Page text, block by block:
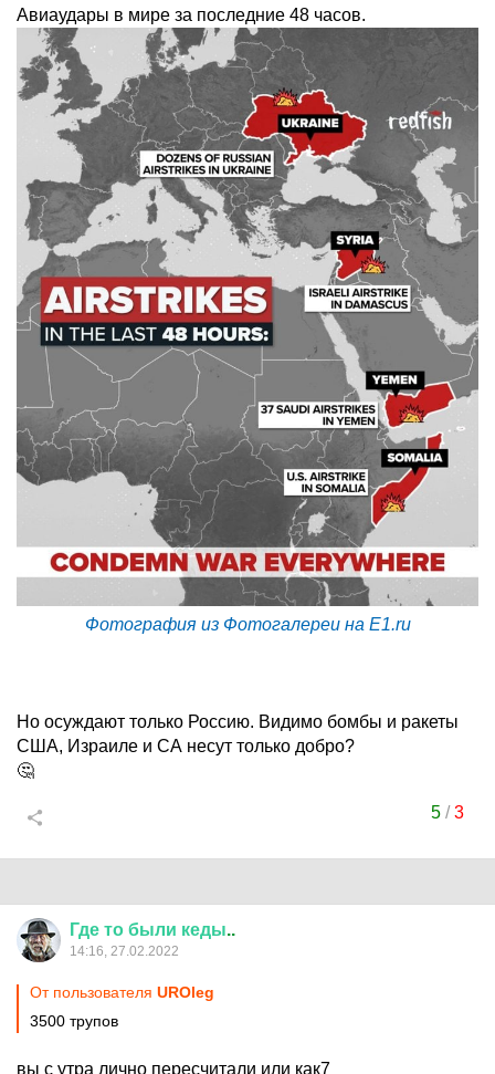
Авиаудары в мире за последние 48 часов.
Фотография из Фотогалереи на E1.ru
Но осуждают только Россию. Видимо бомбы и ракеты
США, Израиле и СА несут только добро?
🤔
5/3
Где то были кеды..
14:16, 27.02.2022
От пользователя UROleg
3500 трупов
вы с утра лично пересчитали или как7